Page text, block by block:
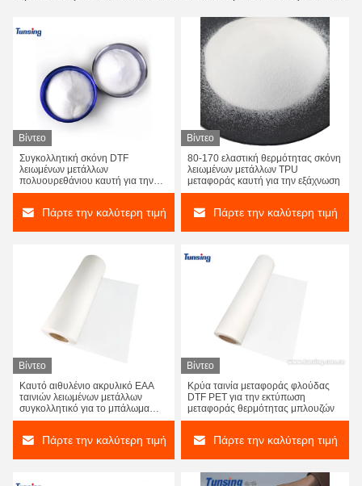
Βίντεο
Συγκολλητική σκόνη DTF
λειωμένων μετάλλων
πολυουρεθάνιου καυτή για την
εκτύπωση μεταφοράς θερμότητας
Πάρτε την καλύτερη τιμή
Βίντεο
80-170 ελαστική θερμότητας σκόνη
λειωμένων μετάλλων TPU
μεταφοράς καυτή για την εξάχνωση
Πάρτε την καλύτερη τιμή
Βίντεο
Καυτό αιθυλένιο ακρυλικό EAA
ταινιών λειωμένων μετάλλων
συγκολλητικό για το μπάλωμα
κεντητικής
Πάρτε την καλύτερη τιμή
Βίντεο
Κρύα ταινία μεταφοράς φλούδας
DTF PET για την εκτύπωση
μεταφοράς θερμότητας μπλουζών
Πάρτε την καλύτερη τιμή